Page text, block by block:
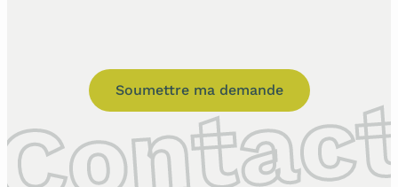
Soumettre ma demande